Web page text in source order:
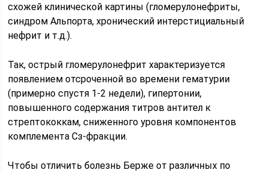
схожей клинической картины (гломерулонефриты,
синдром Альпорта, хронический интерстициальный
нефрит и т.д.).
Так, острый гломерулонефрит характеризуется
появлением отсроченной во времени гематурии
(примерно спустя 1-2 недели), гипертонии,
повышенного содержания титров антител к
стрептококкам, сниженного уровня компонентов
комплемента Сз-фракции.
Чтобы отличить болезнь Берже от различных по